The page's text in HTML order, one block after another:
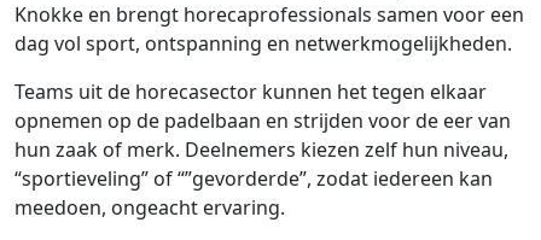
Knokke en brengt horecaprofessionals samen voor een
dag vol sport, ontspanning en netwerkmogelijkheden.
Teams uit de horecasector kunnen het tegen elkaar
opnemen op de padelbaan en strijden voor de eer van
hun zaak of merk. Deelnemers kiezen zelf hun niveau,
“sportieveling” of “”gevorderde”, zodat iedereen kan
meedoen, ongeacht ervaring.